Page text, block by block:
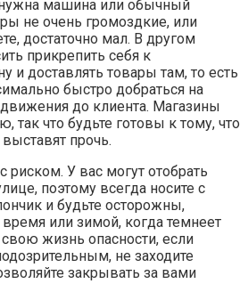
машина или обычный
не очень громоздкие, или
достаточно мал. В другом
прикрепить себя к
и доставлять товары там, то есть
быстро добраться на
до клиента. Магазины
так что будьте готовы к тому, что
прочь.
риском. У вас могут отобрать
поэтому всегда носите с
и будьте осторожны,
или зимой, когда темнеет
жизнь опасности, если
не заходите
закрывать за вами